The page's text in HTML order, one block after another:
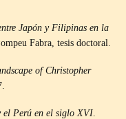
Japón y Filipinas en la
Fabra, tesis doctoral.
of Christopher
el Perú en el siglo XVI.